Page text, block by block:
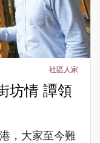
社區人家
坊情 譚領
，大家至今難